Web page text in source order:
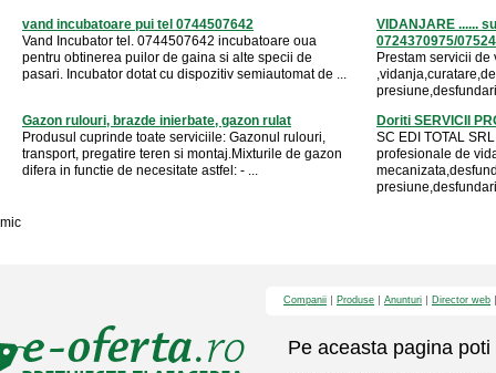
vand incubatoare pui tel 0744507642
Vand Incubator tel. 0744507642 incubatoare oua
pentru obtinerea puilor de gaina si alte specii de
pasari. Incubator dotat cu dispozitiv semiautomat de ...
VIDANJARE ......
0724370975/
Prestam servicii de
Gazon rulouri, brazde inierbate, gazon rulat
Produsul cuprinde toate serviciile: Gazonul rulouri,
transport, pregatire teren si montaj.Mixturile de gazon
difera in functie de necesitate astfel: - ...
Doriti SERVICII
SC EDI TOTAL
profesionale de
mic
Companii Produse Anunturi Director web
Pe aceasta pagina poti